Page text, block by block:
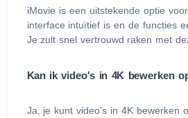
iMovie is een uitstekende optie
interface intuïtief is en de functies
Je zult snel vertrouwd raken met
Kan ik video's in 4K bewerken
Ja, je kunt video's in 4K bewerken